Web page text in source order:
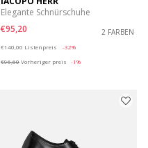
Elegante Schnürschuhe
€95,20
2 FARBEN
€140,00 Listenpreis
-32%
€96,60Vorheriger preis -1%